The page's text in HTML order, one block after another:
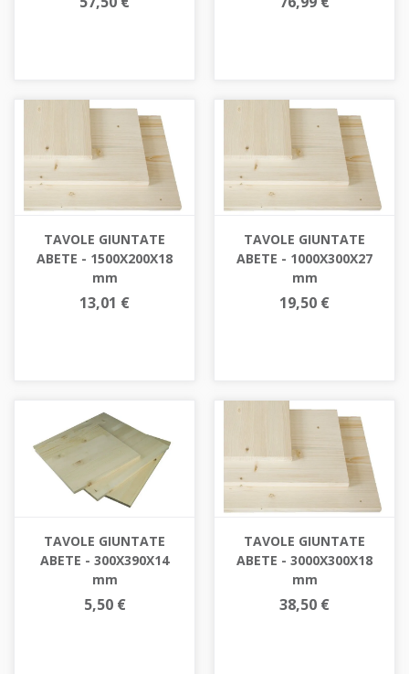
TAVOLE GIUNTATE
ABETE - 1500X200X18
mm
13,01 €
TAVOLE GIUNTATE
ABETE - 1000X300X27
mm
19,50 €
TAVOLE GIUNTATE
ABETE - 300X390X14
mm
5,50 €
TAVOLE GIUNTATE
ABETE - 3000X300X18
mm
38,50 €